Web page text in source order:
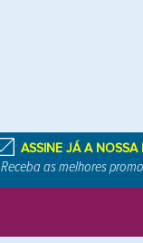
ASSINE JÁ A NOSSA
Receba as melhores